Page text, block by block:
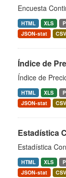
Encuesta
HTML XLS
JSON-stat
CSV
Índice de
Índice de
HTML XLS
JSON-stat
CSV
Estadística
Estadística
HTML XLS
JSON-stat
CSV